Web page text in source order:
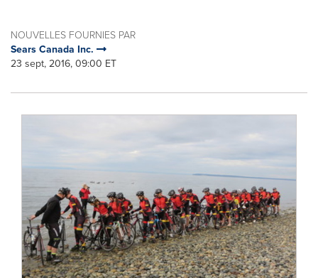
NOUVELLES FOURNIES PAR
Sears Canada Inc.
23 sept, 2016, 09:00 ET